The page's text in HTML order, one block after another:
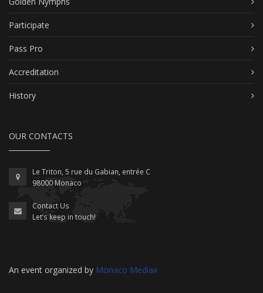
Participate
Pass Pro
Accreditation
History
OUR CONTACTS
Le Triton, 5 rue du Gabian, entrée C
98000 Monaco
Contact Us
Let’s keep in touch!
An event organized by Monaco Mediax